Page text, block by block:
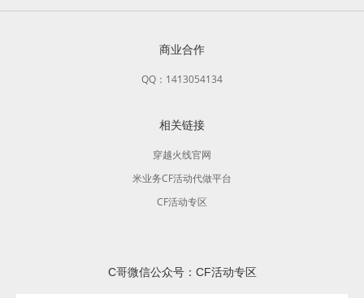
商业合作
QQ：1413054134
相关链接
穿越火线官网
米业务CF活动代做平台
CF活动专区
C哥微信公众号：CF活动专区